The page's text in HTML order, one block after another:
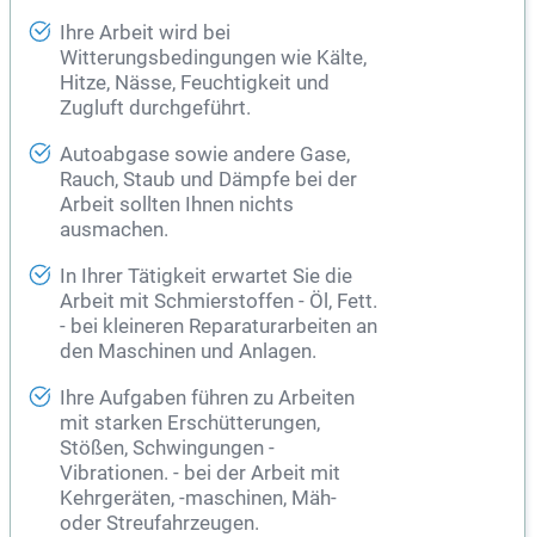
Ihre Arbeit wird bei
Witterungsbedingungen wie Kälte,
Hitze, Nässe, Feuchtigkeit und
Zugluft durchgeführt.
Autoabgase sowie andere Gase,
Rauch, Staub und Dämpfe bei der
Arbeit sollten Ihnen nichts
ausmachen.
In Ihrer Tätigkeit erwartet Sie die
Arbeit mit Schmierstoffen - Öl, Fett.
- bei kleineren Reparaturarbeiten an
den Maschinen und Anlagen.
Ihre Aufgaben führen zu Arbeiten
mit starken Erschütterungen,
Stößen, Schwingungen -
Vibrationen. - bei der Arbeit mit
Kehrgeräten, -maschinen, Mäh-
oder Streufahrzeugen.